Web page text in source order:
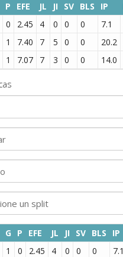
P EFE JL JI SV BLS IP
0 2.45 4 0 0 0 7.1
1 7.40 7 5 0 0 20.2
1 7.07 7 3 0 0 14.0
G P EFE JL JI SV BLS IP
1 0 2.45 4 0 0 0 7.1